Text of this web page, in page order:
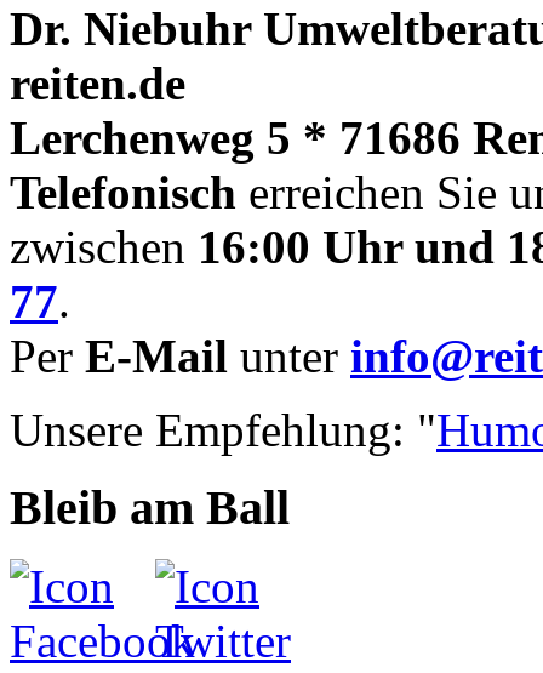
Dr. Niebuhr
reiten.de
Lerchenweg 5 * 71686
Telefonisch erreichen Sie
zwischen 16:00 Uhr und
77.
Per E-Mail unter
Unsere Empfehlung: "
Bleib am Ball